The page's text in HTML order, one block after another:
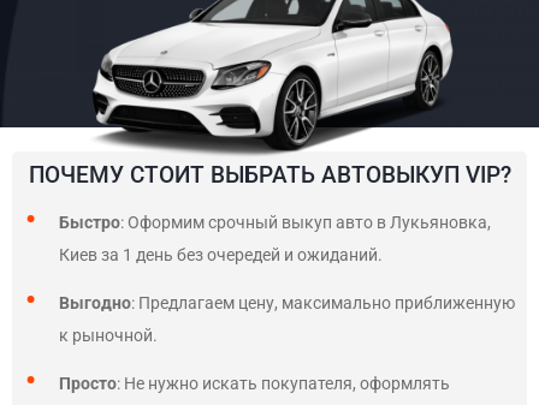
ПОЧЕМУ СТОИТ ВЫБРАТЬ АВТОВЫКУП VIP?
Быстро: Оформим срочный выкуп авто в Лукьяновка,
Киев за 1 день без очередей и ожиданий.
Выгодно: Предлагаем цену, максимально приближенную
к рыночной.
Просто: Не нужно искать покупателя, оформлять